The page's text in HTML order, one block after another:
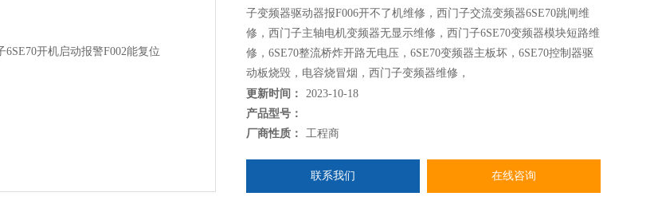
子变频器驱动器报F006开不了机维修，西门子交流变频器6SE70跳闸维
修，西门子主轴电机变频器无显示维修，西门子6SE70变频器模块短路维
修，6SE70整流桥炸开路无电压，6SE70变频器主板坏，6SE70控制器驱
动板烧毁，电容烧冒烟，西门子变频器维修，
更新时间：
2023-10-18
产品型号：
厂商性质：
工程商
联系我们 在线咨询